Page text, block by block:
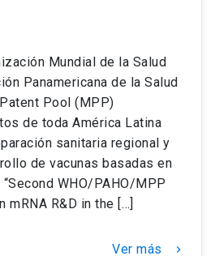
Mundial de la Salud
Panamericana de la Salud
Pool (MPP)
de toda América Latina
sanitaria regional y
de vacunas basadas en
WHO/PAHO/MPP
mRNA R&D in the […]
Ver más keyboard_arrow_right